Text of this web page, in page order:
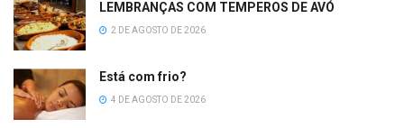
LEMBRANÇAS COM TEMPEROS DE AVÓ
2 DE AGOSTO DE 2026
Está com frio?
4 DE AGOSTO DE 2026